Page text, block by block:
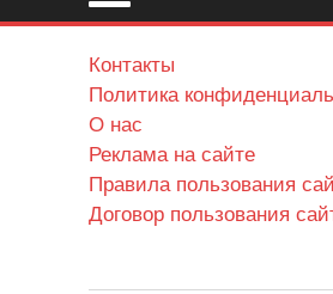
Контакты
Политика
О нас
Реклама на сайте
Правила пользования
Договор пользования